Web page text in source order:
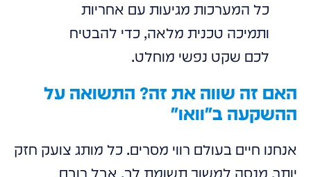
כל המערכות מגיעות עם אחריות
ותמיכה טכנית מלאה, כדי להבטיח
לכם שקט נפשי מוחלט.
האם זה שווה את זה? התשואה על
ההשקעה ב"וואו"
אנחנו חיים בעולם רווי מסרים. כל מותג צועק חזק